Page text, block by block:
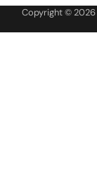
Copyright © 2026